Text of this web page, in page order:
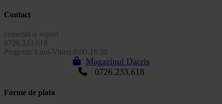
Contact
comenzi si suport
0726.233.618
Program: Luni-Vineri:8:00-16:30
Magazinul Dacris
0726.233.618
Forme de plata